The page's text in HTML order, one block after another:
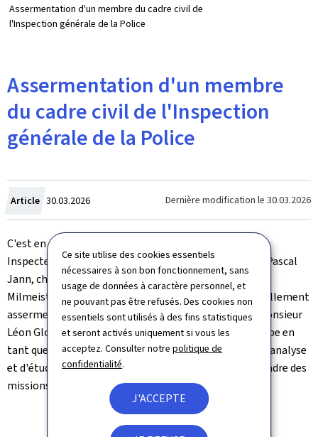
Ce site utilise des cookies essentiels
nécessaires à son bon fonctionnement, sans
usage de données à caractère personnel, et
ne pouvant pas être refusés. Des cookies non
essentiels sont utilisés à des fins statistiques
et seront activés uniquement si vous les
acceptez. Consulter notrepolitique de
confidentialité.
J'ACCEPTE
Assermentation d'un membre du cadre civil de
l'Inspection générale de la Police
Assermentation d'un membre
du cadre civil de l'Inspection
générale de la Police
Article Crée
le
30.03.2026 Dernière modification le 30.03.2026
C'est en présence de Madame Claudine de la Hamette,
Inspecteur général de la Police, ainsi que de Monsieur Pascal
Jann, chef du département Études, que Monsieur Paul
Milmeister, membre du cadre civil de l'IGP, a été officiellement
assermenté par le ministre des Affaires intérieures, Monsieur
Léon Gloden. Monsieur Paul Milmeister renforce l'équipe en
tant que chargé d'études, où il contribue aux travaux d'analyse
et d'étude menés par le département Études dans le cadre des
missions de l’IGP.